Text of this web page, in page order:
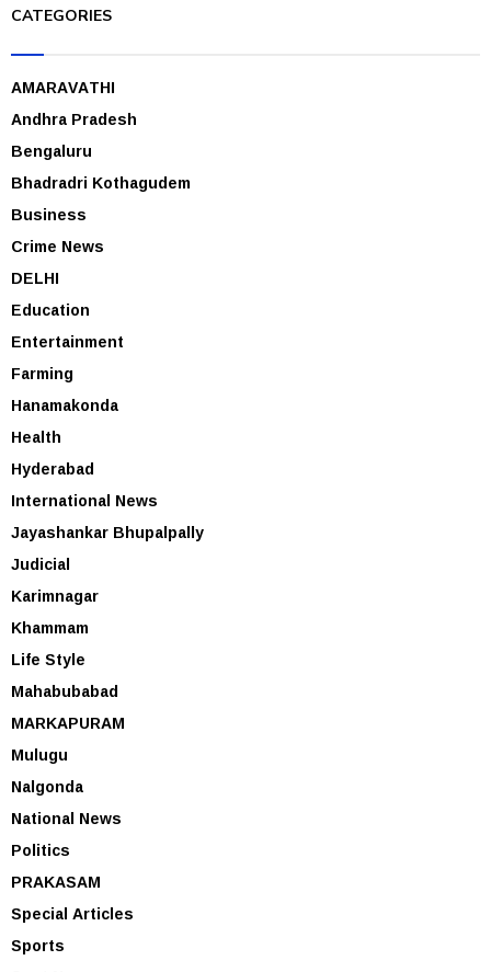
CATEGORIES
AMARAVATHI
Andhra Pradesh
Bengaluru
Bhadradri Kothagudem
Business
Crime News
DELHI
Education
Entertainment
Farming
Hanamakonda
Health
Hyderabad
International News
Jayashankar Bhupalpally
Judicial
Karimnagar
Khammam
Life Style
Mahabubabad
MARKAPURAM
Mulugu
Nalgonda
National News
Politics
PRAKASAM
Special Articles
Sports